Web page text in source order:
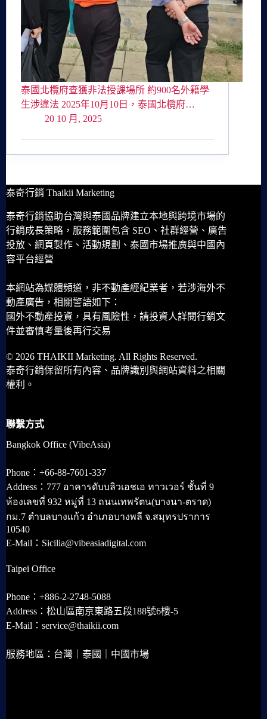
泰國北欖府查獲非法授課場所 約900名外籍學
生涉違法 2025年10月10日，泰國北欖府…
20 10 月, 2025
泰奇行銷 Thaikii Marketing
泰奇行銷協助台灣與泰國品牌建立本地與跨境市場的
行銷成長策略，服務範圍包含 SEO、社群經營、廣告
投放、網頁製作、活動規劃、泰國市場推廣與中國內
容平台經營
本網站為媒體頻道，非不動產經紀業者，若涉海外不
動產廣告，相關警語如下：
國外不動產投資，具有風險性，請投資人詳閱行銷文
件並審慎考量後再行交易
© 2026 THAIKII Marketing. All Rights Reserved.
泰奇行銷保留所有內容、品牌識別與網站資料之相關
權利。
聯繫方式
Bangkok Office (VibeAsia)
Phone：+66-88-7601-337
Address：777 อาคารดับบลิวเอชเอ ทาวเวอร์ ชั้นที่ 9
ห้องเลขที่ 932 หมู่ที่ 13 ถนนเทพรัตน(บางนา-ตราด)
กม.7 ตำบลบางแก้ว อำเภอบางพลี จ.สมุทรปราการ
10540
E-Mail：Sicilia@vibeasiadigital.com
Taipei Office
Phone：+886-2-2748-5088
Address：松山區南京東路五段188號6樓-5
E-Mail：service@thaikii.com
服務地區：台灣｜泰國｜中國市場